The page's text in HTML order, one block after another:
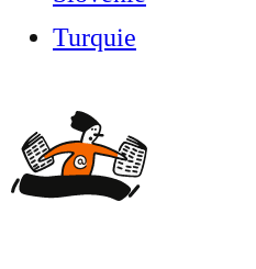
Turquie